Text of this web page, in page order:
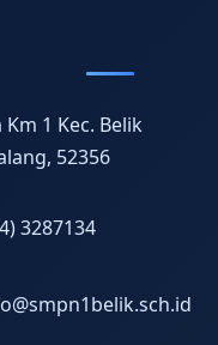
Km 1 Kec. Belik
52356
3287134